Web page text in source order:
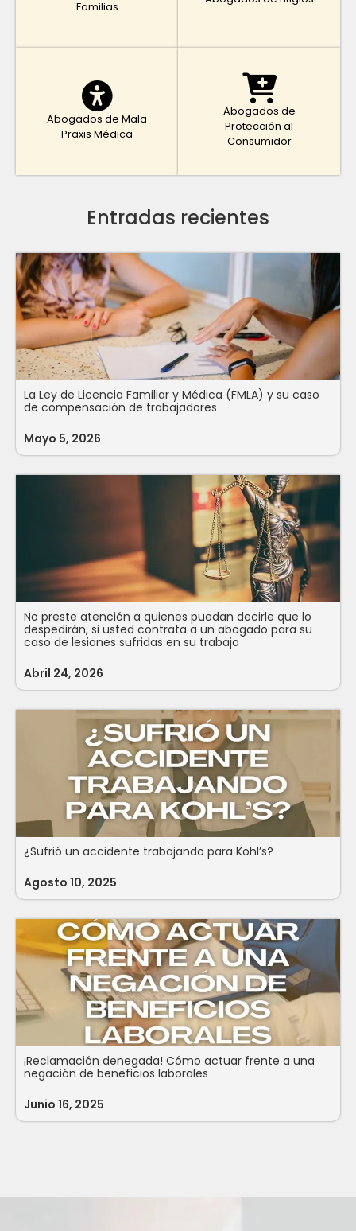
Familias
Abogados de Mala
Praxis Médica
Abogados de
Protección al
Consumidor
Entradas recientes
La Ley de Licencia Familiar y Médica (FMLA) y su caso
de compensación de trabajadores
Mayo 5, 2026
No preste atención a quienes puedan decirle que lo
despedirán, si usted contrata a un abogado para su
caso de lesiones sufridas en su trabajo
Abril 24, 2026
¿Sufrió un accidente trabajando para Kohl’s?
Agosto 10, 2025
¡Reclamación denegada! Cómo actuar frente a una
negación de beneficios laborales
Junio 16, 2025